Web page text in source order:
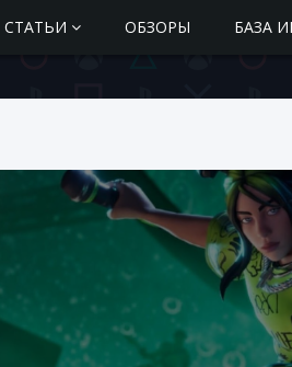
СТАТЬИ ОБЗОРЫ БАЗА